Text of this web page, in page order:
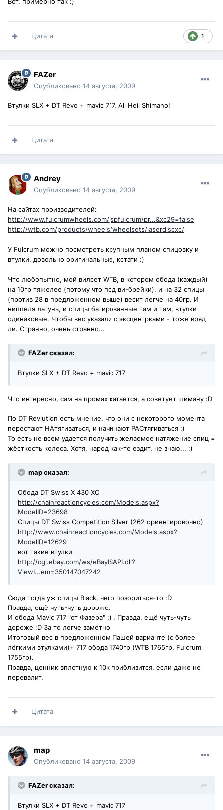
Вот, примерно так :)
1
Цитата
FAZer
Опубликовано 14 августа, 2009
Втулки SLX + DT Revo + mavic 717, All Heil Shimano!
Цитата
Andrey
Опубликовано 14 августа, 2009
На сайтах производителей:
http://www.fulcrumwheels.com/jspfulcrum/pr...&xc29=false
http://wtb.com/products/wheels/wheelsets/laserdiscxc/
У Fulcrum можно посмотреть крупным планом спицовку и
втулки, довольно оригинальные, кстати :)
Что любопытно, мой вилсет WTB, в котором обода (каждый)
на 10гр тяжелее (потому что под ви-брейки), и на 32 спицы
(против 28 в предложенном выше) весит легче на 40гр. И
ниппеля латунь, и спицы батированные там и там, втулки
одинаковые. Чтобы вес указали с эксцентрками - тоже вряд
ли. Странно, очень странно...
FAZer сказал:
Втулки SLX + DT Revo + mavic 717
Что интересно, сам на промах катается, а советует шиману :D
По DT Revlution есть мнение, что они с некоторого момента
перестают НАтягиваться, и начинают РАСтягиваться :)
То есть не всем удается получить желаемое натяжение спиц =
жёсткость колеса. Хотя, народ как-то ездит, не знаю... :)
map сказал:
Обода DT Swiss X 430 XC
http://chainreactioncycles.com/Models.aspx?
ModelID=23698
Спицы DT Swiss Competition Silver (262 ориентировочно)
http://www.chainreactioncycles.com/Models.aspx?
ModelID=12629
вот такие втулки
http://cgi.ebay.com/ws/eBayISAPI.dll?
ViewI...em=350147047242
Сюда тогда уж спицы Black, чего позориться-то :D
Правда, ещё чуть-чуть дороже.
И обода Мavic 717 "от Фазера" :) . Правда, ещё чуть-чуть
дороже :D За то легче заметно.
Итоговый вес в предложенном Пашей варианте (с более
лёгкими втулками)+ 717 обода 1740гр (WTB 1765гр, Fulcrum
1755гр).
Правда, ценник вплотную к 10к приблизится, если даже не
перевалит.
Цитата
map
Опубликовано 14 августа, 2009
FAZer сказал:
Втулки SLX + DT Revo + mavic 717